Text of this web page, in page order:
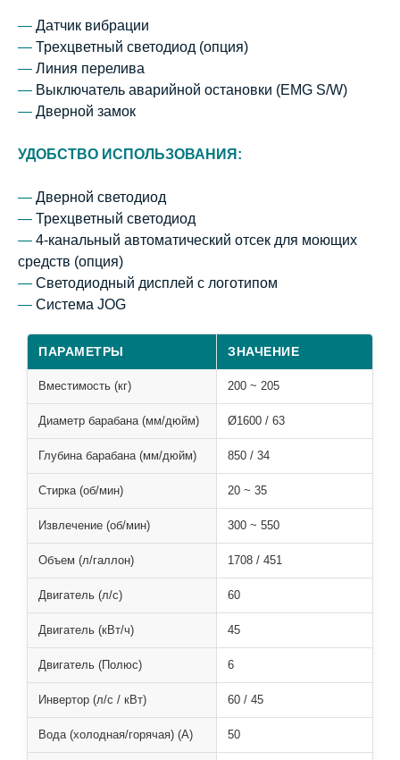
— Датчик вибрации
— Трехцветный светодиод (опция)
— Линия перелива
— Выключатель аварийной остановки (EMG S/W)
— Дверной замок
УДОБСТВО ИСПОЛЬЗОВАНИЯ:
— Дверной светодиод
— Трехцветный светодиод
— 4-канальный автоматический отсек для моющих
средств (опция)
— Светодиодный дисплей с логотипом
— Система JOG
ПАРАМЕТРЫ ЗНАЧЕНИЕ
Вместимость (кг) 200 ~ 205
Диаметр барабана (мм/дюйм) Ø1600 / 63
Глубина барабана (мм/дюйм) 850 / 34
Стирка (об/мин) 20 ~ 35
Извлечение (об/мин) 300 ~ 550
Объем (л/галлон) 1708 / 451
Двигатель (л/с) 60
Двигатель (кВт/ч) 45
Двигатель (Полюс) 6
Инвертор (л/с / кВт) 60 / 45
Вода (холодная/горячая) (A) 50